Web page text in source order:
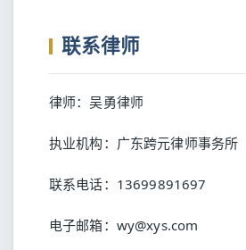
联系律师
律师：吴勇律师
执业机构：广东跨元律师事务所
联系电话：13699891697
电子邮箱：wy@xys.com